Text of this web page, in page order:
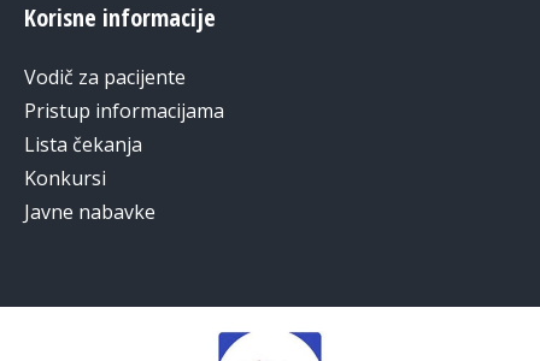
Korisne informacije
Vodič za pacijente
Pristup informacijama
Lista čekanja
Konkursi
Javne nabavke